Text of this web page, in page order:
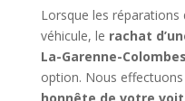
Lorsque les réparations
véhicule, le rachat
La-Garenne-Colombes
option. Nous effectuons